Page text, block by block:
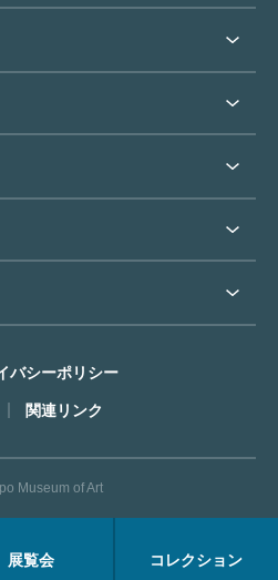
展覧会 コレクション
様
バシーポリシー
関連リンク
Museum of Art